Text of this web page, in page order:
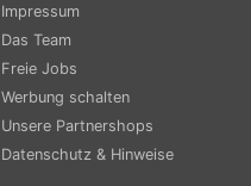
Impressum
Das Team
Freie Jobs
Werbung schalten
Unsere Partnershops
Datenschutz & Hinweise